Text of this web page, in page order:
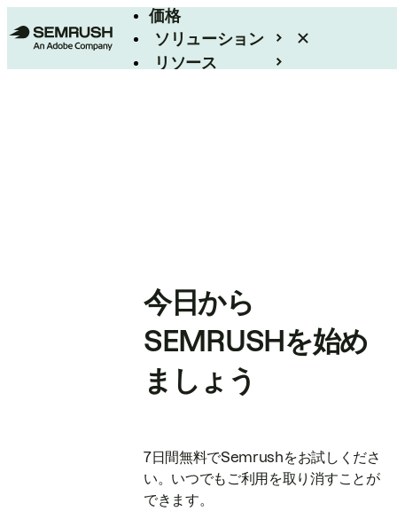
価格
ソリューション
リソース
今日から
SEMRUSHを始め
ましょう
7日間無料でSemrushをお試しくださ
い。いつでもご利用を取り消すことが
できます。